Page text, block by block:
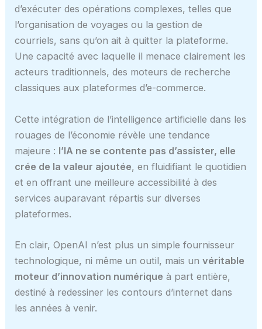
d’exécuter des opérations complexes, telles que
l’organisation de voyages ou la gestion de
courriels, sans qu’on ait à quitter la plateforme.
Une capacité avec laquelle il menace clairement les
acteurs traditionnels, des moteurs de recherche
classiques aux plateformes d’e-commerce.
Cette intégration de l’intelligence artificielle dans les
rouages de l’économie révèle une tendance
majeure : l’IA ne se contente pas d’assister, elle
crée de la valeur ajoutée, en fluidifiant le quotidien
et en offrant une meilleure accessibilité à des
services auparavant répartis sur diverses
plateformes.
En clair, OpenAI n’est plus un simple fournisseur
technologique, ni même un outil, mais unvéritable
moteur d’innovation numérique à part entière,
destiné à redessiner les contours d’internet dans
les années à venir.